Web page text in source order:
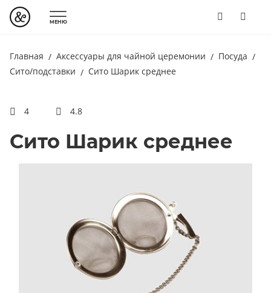
МЕНЮ
Главная Аксессуары для чайной церемонии
Посуда
Сито/подставки
Сито Шарик среднее
4 4.8
Сито Шарик среднее